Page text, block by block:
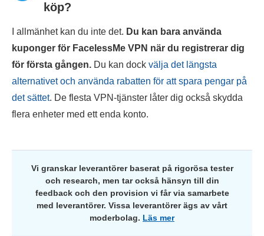
köp?
I allmänhet kan du inte det. Du kan bara använda
kuponger för FacelessMe VPN när du registrerar dig
för första gången. Du kan dock välja det längsta
alternativet och använda rabatten för att spara pengar på
det sättet. De flesta VPN-tjänster låter dig också skydda
flera enheter med ett enda konto.
Vi granskar leverantörer baserat på rigorösa tester
och research, men tar också hänsyn till din
feedback och den provision vi får via samarbete
med leverantörer. Vissa leverantörer ägs av vårt
moderbolag. Läs mer